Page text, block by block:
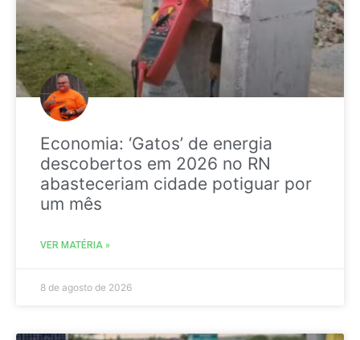
Economia: ‘Gatos’ de energia
descobertos em 2026 no RN
abasteceriam cidade potiguar por
um mês
VER MATÉRIA »
8 de agosto de 2026